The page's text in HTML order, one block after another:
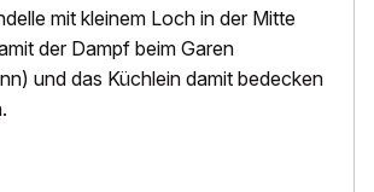
mit kleinem Loch in der Mitte
der Dampf beim Garen
und das Küchlein damit bedecken